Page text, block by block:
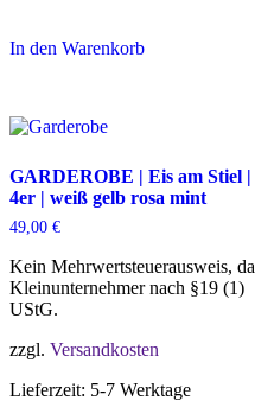
In den Warenkorb
GARDEROBE | Eis am Stiel |
4er | weiß gelb rosa mint
49,00 €
Kein Mehrwertsteuerausweis, da
Kleinunternehmer nach §19 (1)
UStG.
zzgl. Versandkosten
Lieferzeit: 5-7 Werktage